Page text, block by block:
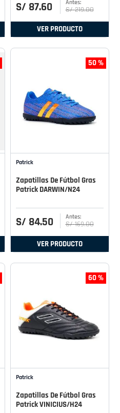
S/ 87.60 S/ 219.00
VER PRODUCTO
50 %
Patrick
Zapatillas De Fútbol Gras
Patrick DARWIN/N24
S/ 84.50 S/ 169.00
VER PRODUCTO
60 %
Patrick
Zapatillas De Fútbol Gras
Patrick VINICIUS/H24